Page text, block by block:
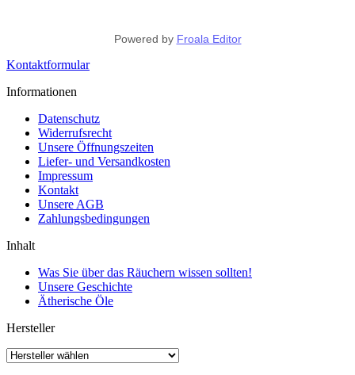
Powered by Froala Editor
Kontaktformular
Informationen
Datenschutz
Widerrufsrecht
Unsere Öffnungszeiten
Liefer- und Versandkosten
Impressum
Kontakt
Unsere AGB
Zahlungsbedingungen
Inhalt
Was Sie über das Räuchern wissen sollten!
Unsere Geschichte
Ätherische Öle
Hersteller